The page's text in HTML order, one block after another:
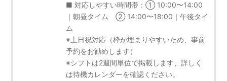
■ 対応しやすい時間帯：① 10:00〜14:00
｜朝昼タイム ② 14:00〜18:00｜午後タイ
ム
※土日祝対応（枠が埋まりやすいため、事前
予約をお勧めします）
※シフトは2週間単位で掲載します、詳しく
は待機カレンダーを確認ください。